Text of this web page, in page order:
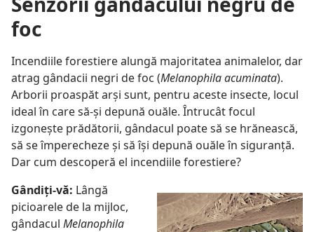
foc
Incendiile forestiere alungă majoritatea animalelor, dar
atrag gândacii negri de foc (Melanophila acuminata).
Arborii proaspăt arşi sunt, pentru aceste insecte, locul
ideal în care să-şi depună ouăle. Întrucât focul
izgoneşte prădătorii, gândacul poate să se hrănească,
să se împerecheze şi să îşi depună ouăle în siguranţă.
Dar cum descoperă el incendiile forestiere?
Gândiţi-vă: Lângă
picioarele de la mijloc,
gândacul Melanophila